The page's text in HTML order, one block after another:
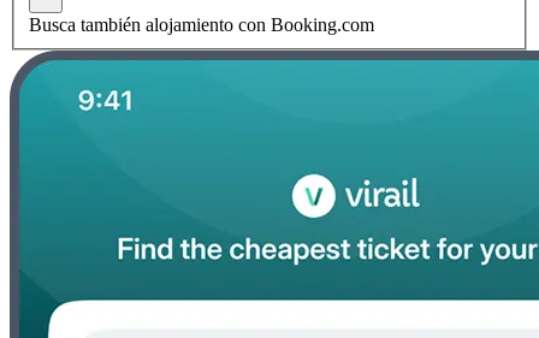
Busca también alojamiento con Booking.com